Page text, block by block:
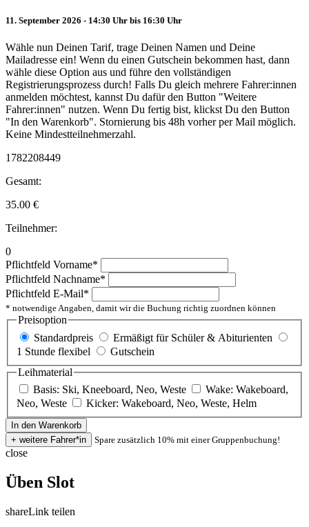
11. September 2026 - 14:30 Uhr bis 16:30 Uhr
Wähle nun Deinen Tarif, trage Deinen Namen und Deine
Mailadresse ein! Wenn du einen Gutschein bekommen hast, dann
wähle diese Option aus und führe den vollständigen
Registrierungsprozess durch! Falls Du gleich mehrere Fahrer:innen
anmelden möchtest, kannst Du dafür den Button "Weitere
Fahrer:innen" nutzen. Wenn Du fertig bist, klickst Du den Button
"In den Warenkorb". Stornierung bis 48h vorher per Mail möglich.
Keine Mindestteilnehmerzahl.
1782208449
Gesamt:
35.00 €
Teilnehmer:
0
Pflichtfeld Vorname*
Pflichtfeld Nachname*
Pflichtfeld E-Mail*
* notwendige Angaben, damit wir die Buchung richtig zuordnen können
Preisoption
Standardpreis
Ermäßigt für Schüler & Abiturienten
1 Stunde flexibel
Gutschein
Leihmaterial
Basis: Ski, Kneeboard, Neo, Weste
Wake: Wakeboard,
Neo, Weste
Kicker: Wakeboard, Neo, Weste, Helm
Spare zusätzlich 10% mit einer Gruppenbuchung!
close
Üben Slot
shareLink teilen